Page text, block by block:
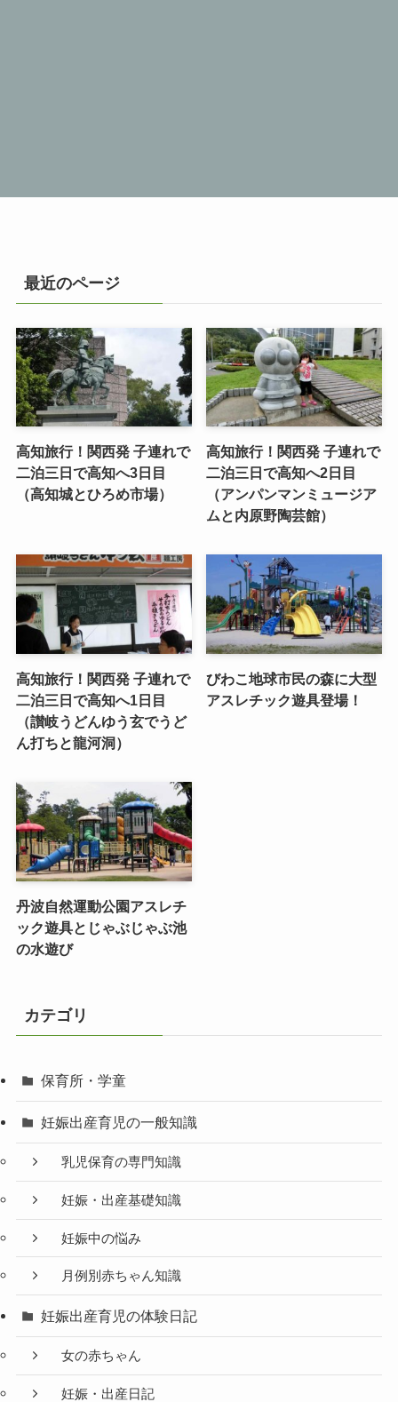
最近のページ
高知旅行！関西発 子連れで
二泊三日で高知へ3日目
（高知城とひろめ市場）
高知旅行！関西発 子連れで
二泊三日で高知へ2日目
（アンパンマンミュージア
ムと内原野陶芸館）
高知旅行！関西発 子連れで
二泊三日で高知へ1日目
（讃岐うどんゆう玄でうど
ん打ちと龍河洞）
びわこ地球市民の森に大型
アスレチック遊具登場！
丹波自然運動公園アスレチ
ック遊具とじゃぶじゃぶ池
の水遊び
カテゴリ
保育所・学童
妊娠出産育児の一般知識
乳児保育の専門知識
妊娠・出産基礎知識
妊娠中の悩み
月例別赤ちゃん知識
妊娠出産育児の体験日記
女の赤ちゃん
妊娠・出産日記